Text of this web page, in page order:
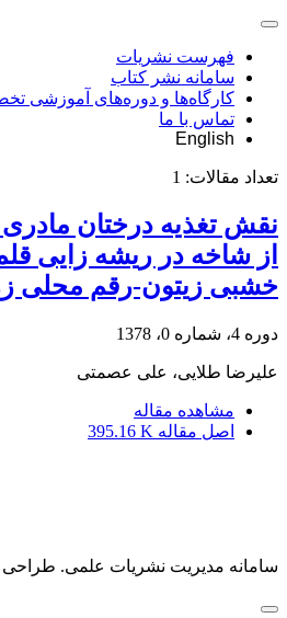
فهرست نشریات
سامانه نشر کتاب
کارگاه‌ها و دوره‌های آموزشی
تماس با ما
English
تعداد مقالات: 1
نقش تغذیه درختان
از شاخه در ریشه زایی
خشبی زیتون-رقم محلی
دوره 4، شماره 0، 1378
علیرضا طلایی، علی عصمتی
مشاهده مقاله
اصل مقاله 395.16 K
سامانه مدیریت نشریات علمی. طراحی